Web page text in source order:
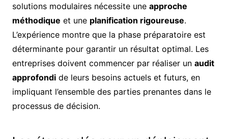
solutions modulaires nécessite une approche
méthodique et une planification rigoureuse.
L’expérience montre que la phase préparatoire est
déterminante pour garantir un résultat optimal. Les
entreprises doivent commencer par réaliser un audit
approfondide leurs besoins actuels et futurs, en
impliquant l’ensemble des parties prenantes dans le
processus de décision.